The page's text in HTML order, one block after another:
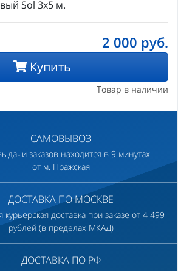
Sol 3х5 м.
2 000 руб.
Купить
Товар в наличии
САМОВЫВОЗ
заказов находится в 9 минутах
от м. Пражская
ДОСТАВКА ПО МОСКВЕ
курьерская доставка при заказе от 4 499
рублей (в пределах МКАД)
ДОСТАВКА ПО РФ